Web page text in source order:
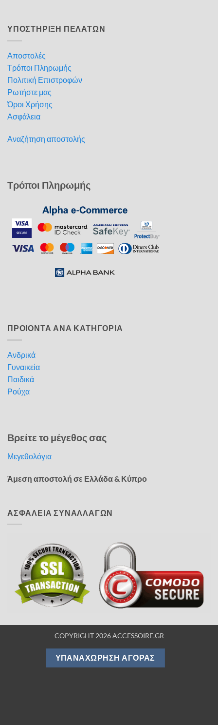
ΥΠΟΣΤΗΡΙΞΗ ΠΕΛΑΤΩΝ
Αποστολές
Τρόποι Πληρωμής
Πολιτική Επιστροφών
Ρωτήστε μας
Όροι Χρήσης
Ασφάλεια
Αναζήτηση αποστολής
Τρόποι Πληρωμής
ΠΡΟΙΟΝΤΑ ΑΝΑ ΚΑΤΗΓΟΡΙΑ
Ανδρικά
Γυναικεία
Παιδικά
Ρούχα
Βρείτε το μέγεθος σας
Μεγεθολόγια
Άμεση αποστολή σε Ελλάδα & Κύπρο
ΑΣΦΑΛΕΙΑ ΣΥΝΑΛΛΑΓΩΝ
COPYRIGHT 2026 ACCESSOIRE.GR
ΥΠΑΝΑΧΏΡΗΣΗ ΑΓΟΡΆΣ